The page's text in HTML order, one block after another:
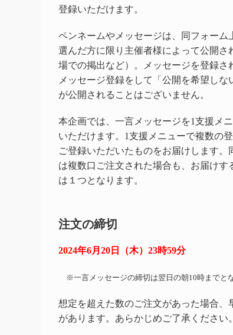
登録いただけます。
ペンネームやメッセージは、同フォーム
選んだ方に限り主催者様によって公開さ
場での掲出など）。メッセージを登録さ
メッセージ登録をして「公開を希望し
が公開されることはございません。
本企画では、一言メッセージを1支援メ
いただけます。1支援メニューで複数の
ご登録いただいたものをお届けします。
は複数口ご注文された場合も、お届けす
は１つとなります。
注文の締切
2024年6月20日（木）23時59分
※一言メッセージの締切は翌日の朝10時までとな
想定を超えた数のご注文があった場合、
があります。あらかじめご了承ください。